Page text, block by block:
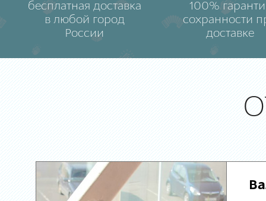
бесплатная доставка
в любой город
России
100%
сохранности
доставке